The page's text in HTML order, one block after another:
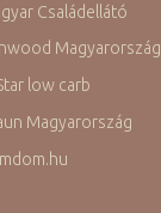
Családellátó
Magyarország
low carb
Magyarország